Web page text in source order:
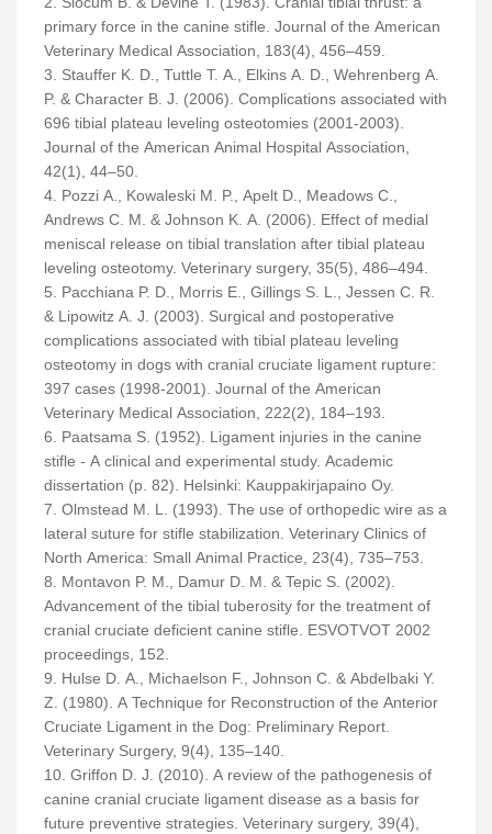
primary force in the canine stifle. Journal of the American
Veterinary Medical Association, 183(4), 456–459.
3. Stauffer K. D., Tuttle T. A., Elkins A. D., Wehrenberg A.
P. & Character B. J. (2006). Complications associated with
696 tibial plateau leveling osteotomies (2001-2003).
Journal of the American Animal Hospital Association,
42(1), 44–50.
4. Pozzi A., Kowaleski M. P., Apelt D., Meadows C.,
Andrews C. M. & Johnson K. A. (2006). Effect of medial
meniscal release on tibial translation after tibial plateau
leveling osteotomy. Veterinary surgery, 35(5), 486–494.
5. Pacchiana P. D., Morris E., Gillings S. L., Jessen C. R.
& Lipowitz A. J. (2003). Surgical and postoperative
complications associated with tibial plateau leveling
osteotomy in dogs with cranial cruciate ligament rupture:
397 cases (1998-2001). Journal of the American
Veterinary Medical Association, 222(2), 184–193.
6. Paatsama S. (1952). Ligament injuries in the canine
stifle - A clinical and experimental study. Academic
dissertation (p. 82). Helsinki: Kauppakirjapaino Oy.
7. Olmstead M. L. (1993). The use of orthopedic wire as a
lateral suture for stifle stabilization. Veterinary Clinics of
North America: Small Animal Practice, 23(4), 735–753.
8. Montavon P. M., Damur D. M. & Tepic S. (2002).
Advancement of the tibial tuberosity for the treatment of
cranial cruciate deficient canine stifle. ESVOTVOT 2002
proceedings, 152.
9. Hulse D. A., Michaelson F., Johnson C. & Abdelbaki Y.
Z. (1980). A Technique for Reconstruction of the Anterior
Cruciate Ligament in the Dog: Preliminary Report.
Veterinary Surgery, 9(4), 135–140.
10. Griffon D. J. (2010). A review of the pathogenesis of
canine cranial cruciate ligament disease as a basis for
future preventive strategies. Veterinary surgery, 39(4),